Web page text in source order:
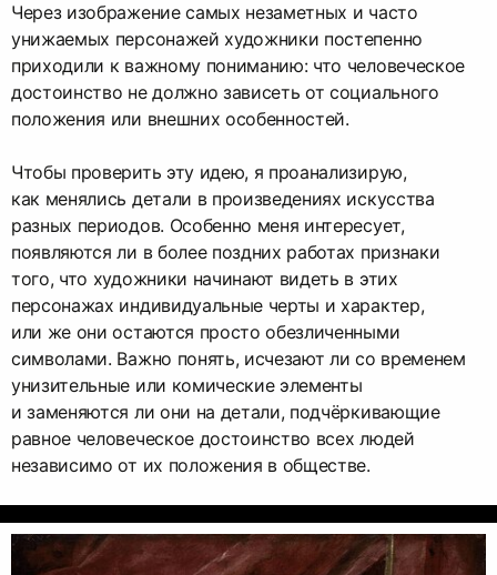
Через изображение самых незаметных и часто
унижаемых персонажей художники постепенно
приходили к важному пониманию: что человеческое
достоинство не должно зависеть от социального
положения или внешних особенностей.
Чтобы проверить эту идею, я проанализирую,
как менялись детали в произведениях искусства
разных периодов. Особенно меня интересует,
появляются ли в более поздних работах признаки
того, что художники начинают видеть в этих
персонажах индивидуальные черты и характер,
или же они остаются просто обезличенными
символами. Важно понять, исчезают ли со временем
унизительные или комические элементы
и заменяются ли они на детали, подчёркивающие
равное человеческое достоинство всех людей
независимо от их положения в обществе.